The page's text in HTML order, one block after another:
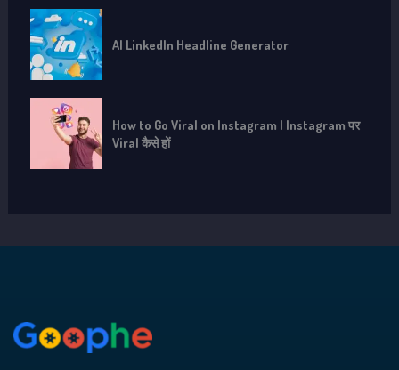
AI LinkedIn Headline Generator
How to Go Viral on Instagram | Instagram पर
Viral कैसे हों